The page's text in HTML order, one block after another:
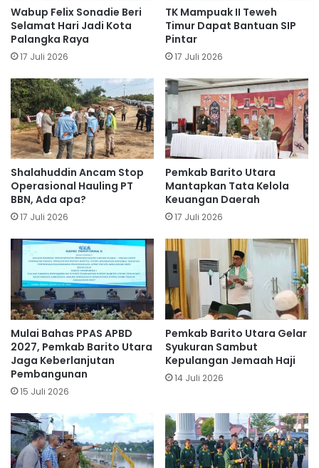
Wabup Felix Sonadie Beri
Selamat Hari Jadi Kota
Palangka Raya
17 Juli 2026
TK Mampuak II Teweh
Timur Dapat Bantuan SIP
Pintar
17 Juli 2026
Shalahuddin Ancam Stop
Operasional Hauling PT
BBN, Ada apa?
17 Juli 2026
Pemkab Barito Utara
Mantapkan Tata Kelola
Keuangan Daerah
17 Juli 2026
Mulai Bahas PPAS APBD
2027, Pemkab Barito Utara
Jaga Keberlanjutan
Pembangunan
15 Juli 2026
Pemkab Barito Utara Gelar
Syukuran Sambut
Kepulangan Jemaah Haji
14 Juli 2026